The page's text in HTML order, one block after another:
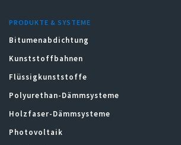
PRODUKTE & SYSTEME
Bitumenabdichtung
Kunststoffbahnen
Flüssigkunststoffe
Polyurethan-Dämmsysteme
Holzfaser-Dämmsysteme
Photovoltaik